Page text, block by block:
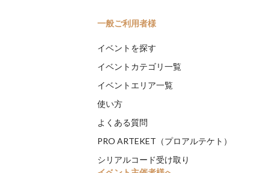
一般ご利用者様
イベントを探す
イベントカテゴリ一覧
イベントエリア一覧
使い方
よくある質問
PRO ARTEKET（プロアルテケト）
シリアルコード受け取り